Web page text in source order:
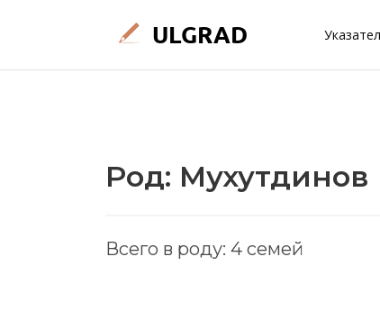
Род: Мухутдинов
Всего в роду: 4 семей